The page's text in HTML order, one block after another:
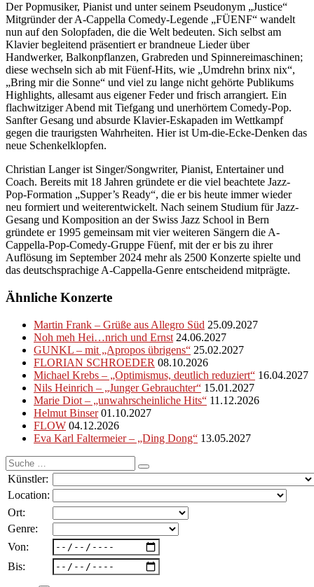
Der Popmusiker, Pianist und unter seinem Pseudonym „Justice“
Mitgründer der A-Cappella Comedy-Legende „FÜENF“ wandelt
nun auf den Solopfaden, die die Welt bedeuten. Sich selbst am
Klavier begleitend präsentiert er brandneue Lieder über
Handwerker, Balkonpflanzen, Grabreden und Spinnereimaschinen;
diese wechseln sich ab mit Füenf-Hits, wie „Umdrehn brinx nix“,
„Bring mir die Sonne“ und viel zu lange nicht gehörte Publikums
Highlights, allesamt aus eigener Feder und frisch arrangiert. Ein
flachwitziger Abend mit Tiefgang und unerhörtem Comedy-Pop.
Sanfter Gesang und absurde Klavier-Eskapaden im Wettkampf
gegen die traurigsten Wahrheiten. Hier ist Um-die-Ecke-Denken das
neue Schenkelklopfen.
Christian Langer ist Singer/Songwriter, Pianist, Entertainer und
Coach. Bereits mit 18 Jahren gründete er die viel beachtete Jazz-
Pop-Formation „Supper’s Ready“, die er bis heute immer wieder
neu formiert und weiterentwickelt. Nach seinem Studium für Jazz-
Gesang und Komposition an der Swiss Jazz School in Bern
gründete er 1995 gemeinsam mit vier weiteren Sängern die A-
Cappella-Pop-Comedy-Gruppe Füenf, mit der er bis zu ihrer
Auflösung im September 2024 mehr als 2500 Konzerte spielte und
das deutschsprachige A-Cappella-Genre entscheidend mitprägte.
Ähnliche Konzerte
Martin Frank – Grüße aus Allegro Süd 25.09.2027
Noh meh Hei…nrich und Ernst 24.06.2027
GUNKL – mit „Apropos übrigens“ 25.02.2027
FLORIAN SCHROEDER 08.10.2026
Michael Krebs – „Optimismus, deutlich reduziert“ 16.04.2027
Nils Heinrich – „Junger Gebrauchter“ 15.01.2027
Marie Diot – „unwahrscheinliche Hits“ 11.12.2026
Helmut Binser 01.10.2027
FLOW 04.12.2026
Eva Karl Faltermeier – „Ding Dong“ 13.05.2027
Suche
nach:
Künstler:
Location:
Ort:
Genre:
Von:
Bis: